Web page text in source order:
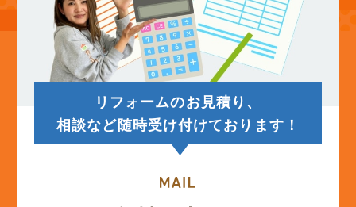
2025年7月 (14)
2025年6月 (12)
2025年5月 (12)
リフォームのお見積り、
相談など随時受け付けております！